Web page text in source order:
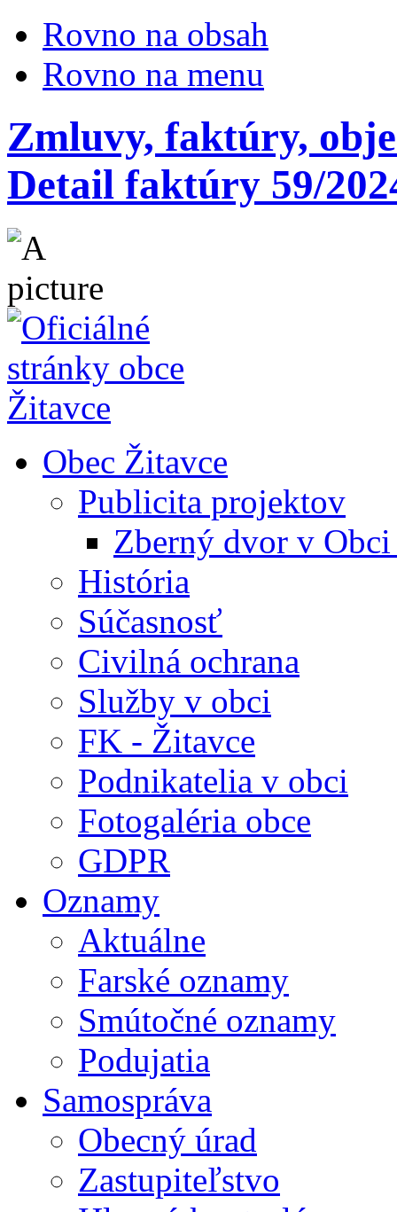
Rovno na obsah
Rovno na menu
Zmluvy, faktúry,
Detail faktúry 59/
Obec Žitavce
Publicita projektov
Zberný dvor v
História
Súčasnosť
Civilná ochrana
Služby v obci
FK - Žitavce
Podnikatelia v obci
Fotogaléria obce
GDPR
Oznamy
Aktuálne
Farské oznamy
Smútočné oznamy
Podujatia
Samospráva
Obecný úrad
Zastupiteľstvo